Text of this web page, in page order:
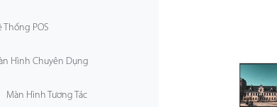
Thống POS
Hình Chuyên Dụng
Màn Hình Tương Tác